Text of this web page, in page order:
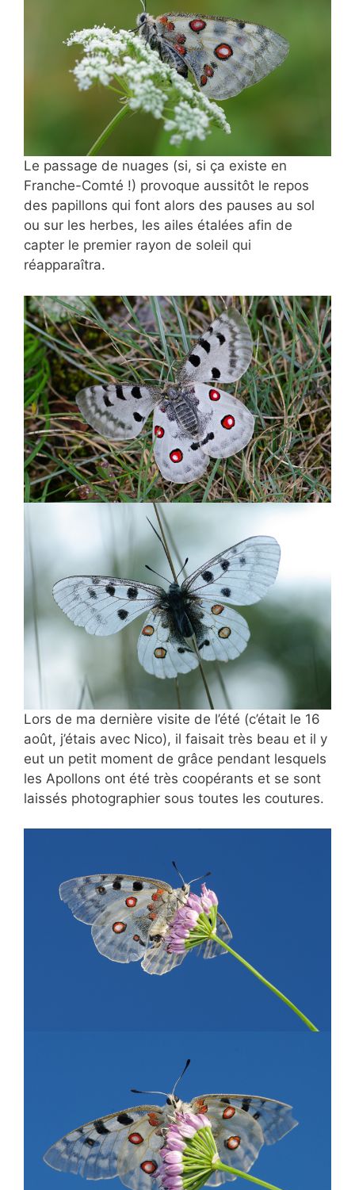
Le passage de nuages (si, si ça existe en
Franche-Comté !) provoque aussitôt le repos
des papillons qui font alors des pauses au sol
ou sur les herbes, les ailes étalées afin de
capter le premier rayon de soleil qui
réapparaîtra.
Lors de ma dernière visite de l’été (c’était le 16
août, j’étais avec Nico), il faisait très beau et il y
eut un petit moment de grâce pendant lesquels
les Apollons ont été très coopérants et se sont
laissés photographier sous toutes les coutures.